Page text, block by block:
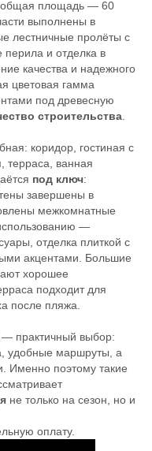
общая площадь — 60
выполнены в
лестничные пролёты с
перила и отделка в
качества и надежного
цветовая гамма
под древесную
строительства.
коридор, гостиная с
терраса, ванная
под ключ:
завершены в
межкомнатные
—
отделка плиткой с
акцентами. Большие
хорошее
подходит для
после пляжа.
практичный выбор:
удобные маршруты, а
Именно поэтому такие
не только на сезон, но и
оплату.